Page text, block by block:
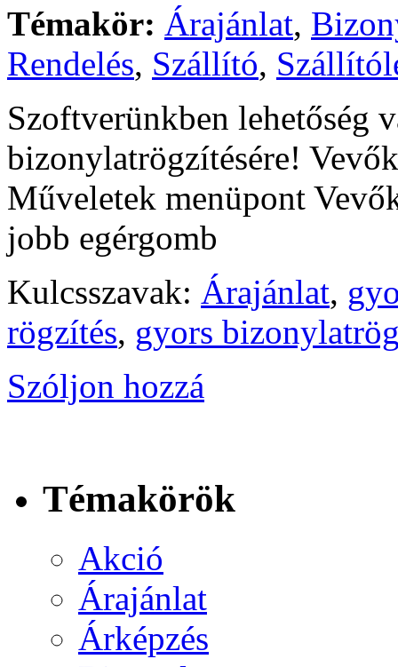
Témakör: Árajánlat,
Rendelés, Szállító,
Szoftverünkben lehetőség
bizonylatrögzítésére!
Műveletek menüpont
jobb egérgomb
Kulcsszavak: Árajánlat,
rögzítés, gyors
Szóljon hozzá
Témakörök
Akció
Árajánlat
Árképzés